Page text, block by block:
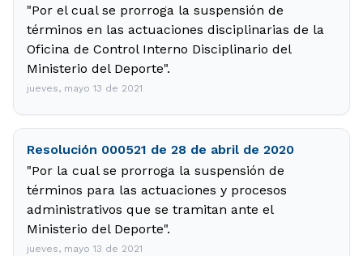
"Por el cual se prorroga la suspensión de
términos en las actuaciones disciplinarias de la
Oficina de Control Interno Disciplinario del
Ministerio del Deporte".
jueves, mayo 13 de 2021
Resolución 000521 de 28 de abril de 2020
"Por la cual se prorroga la suspensión de
términos para las actuaciones y procesos
administrativos que se tramitan ante el
Ministerio del Deporte".
jueves, mayo 13 de 2021